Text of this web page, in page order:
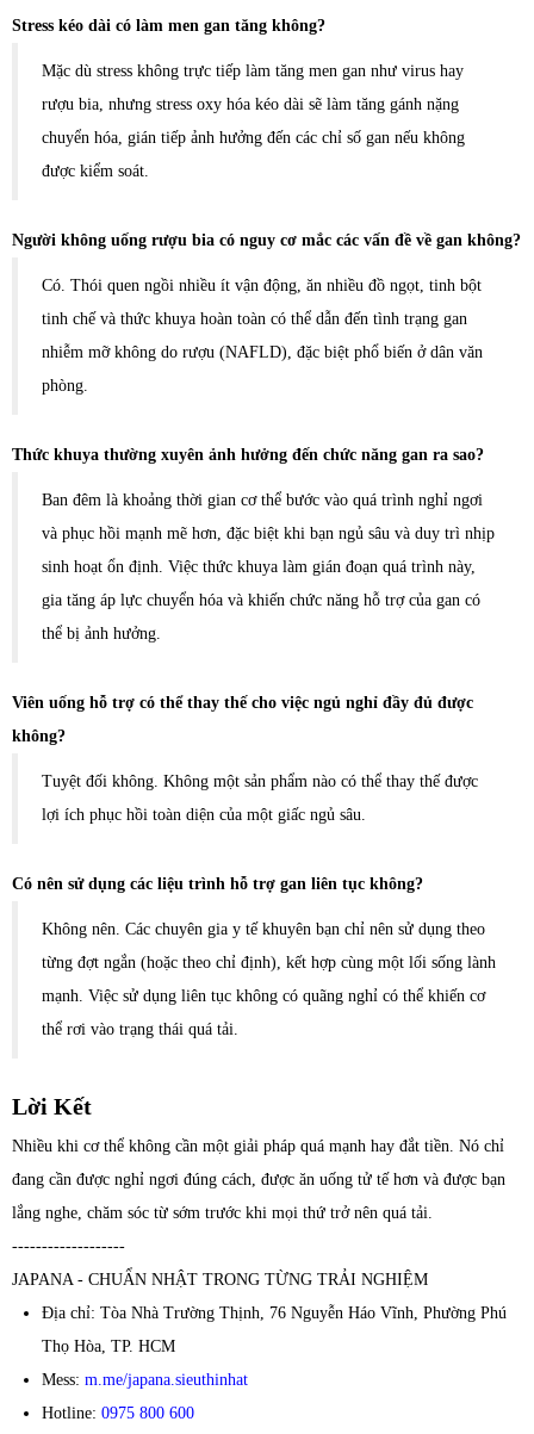
Stress kéo dài có làm men gan tăng không?
Mặc dù stress không trực tiếp làm tăng men gan như virus hay
rượu bia, nhưng stress oxy hóa kéo dài sẽ làm tăng gánh nặng
chuyển hóa, gián tiếp ảnh hưởng đến các chỉ số gan nếu không
được kiểm soát.
Người không uống rượu bia có nguy cơ mắc các vấn đề về gan không?
Có. Thói quen ngồi nhiều ít vận động, ăn nhiều đồ ngọt, tinh bột
tinh chế và thức khuya hoàn toàn có thể dẫn đến tình trạng gan
nhiễm mỡ không do rượu (NAFLD), đặc biệt phổ biến ở dân văn
phòng.
Thức khuya thường xuyên ảnh hưởng đến chức năng gan ra sao?
Ban đêm là khoảng thời gian cơ thể bước vào quá trình nghỉ ngơi
và phục hồi mạnh mẽ hơn, đặc biệt khi bạn ngủ sâu và duy trì nhịp
sinh hoạt ổn định. Việc thức khuya làm gián đoạn quá trình này,
gia tăng áp lực chuyển hóa và khiến chức năng hỗ trợ của gan có
thể bị ảnh hưởng.
Viên uống hỗ trợ có thể thay thế cho việc ngủ nghỉ đầy đủ được
không?
Tuyệt đối không. Không một sản phẩm nào có thể thay thế được
lợi ích phục hồi toàn diện của một giấc ngủ sâu.
Có nên sử dụng các liệu trình hỗ trợ gan liên tục không?
Không nên. Các chuyên gia y tế khuyên bạn chỉ nên sử dụng theo
từng đợt ngắn (hoặc theo chỉ định), kết hợp cùng một lối sống lành
mạnh. Việc sử dụng liên tục không có quãng nghỉ có thể khiến cơ
thể rơi vào trạng thái quá tải.
Lời Kết
Nhiều khi cơ thể không cần một giải pháp quá mạnh hay đắt tiền. Nó chỉ
đang cần được nghỉ ngơi đúng cách, được ăn uống tử tế hơn và được bạn
lắng nghe, chăm sóc từ sớm trước khi mọi thứ trở nên quá tải.
-------------------
JAPANA - CHUẨN NHẬT TRONG TỪNG TRẢI NGHIỆM
Địa chỉ: Tòa Nhà Trường Thịnh, 76 Nguyễn Háo Vĩnh, Phường Phú
Thọ Hòa, TP. HCM
Mess: m.me/japana.sieuthinhat
Hotline: 0975 800 600